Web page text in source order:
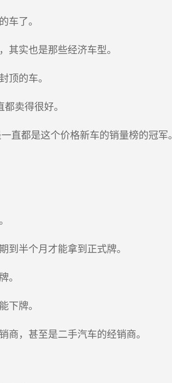
了。
实也是那些经济车型。
的车。
卖得很好。
都是这个价格新车的销量榜的冠军。
半个月才能拿到正式牌。
牌。
，甚至是二手汽车的经销商。